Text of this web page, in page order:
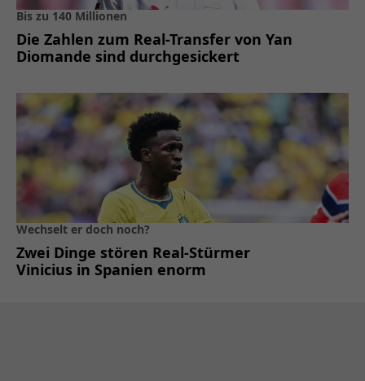
Bis zu 140 Millionen
Die Zahlen zum Real-Transfer von Yan
Diomande sind durchgesickert
Wechselt er doch noch?
Zwei Dinge stören Real-Stürmer
Vinicius in Spanien enorm